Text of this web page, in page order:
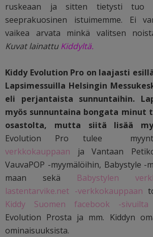
ruskeaan ja sitten tietysti tuo
seeprakuosinen istuimemme. Ei
vaikea arvata minkä valitsen
Kuvat lainattuKiddyltä.
Kiddy Evolution Pro on laajasti
Lapsimessuilla Helsingin
eli perjantaista sunnuntaihin.
myös sunnuntaina bongata minut
osastolta, mutta siitä lisää
Evolution Pro tulee
verkkokauppaan ja Vantaan
VauvaPOP -myymälöihin, Babystyle -
maan sekä Babystylen
lastentarvike.net -verkkokauppaan
Kiddy Suomen facebook -sivuilta
Evolution Prosta ja mm. Kiddyn
ominaisuuksista.